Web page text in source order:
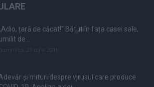
țară de căcat!” Bătut în fața casei sale,
de...
și mituri despre virusul care produce